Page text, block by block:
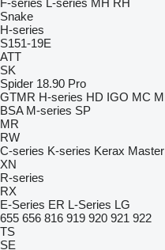
F-series L-series MH RH
Snake
H-series
S151-19E
ATT
SK
Spider 18.90 Pro
GTMR H-series HD IGO MC
BSA M-series SP
MR
RW
C-series K-series Kerax Master
XN
R-series
RX
E-Series ER L-Series LG
655 656 816 919 920 921 922
TS
SE